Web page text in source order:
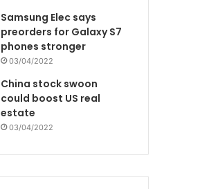
Samsung Elec says
preorders for Galaxy S7
phones stronger
03/04/2022
China stock swoon
could boost US real
estate
03/04/2022